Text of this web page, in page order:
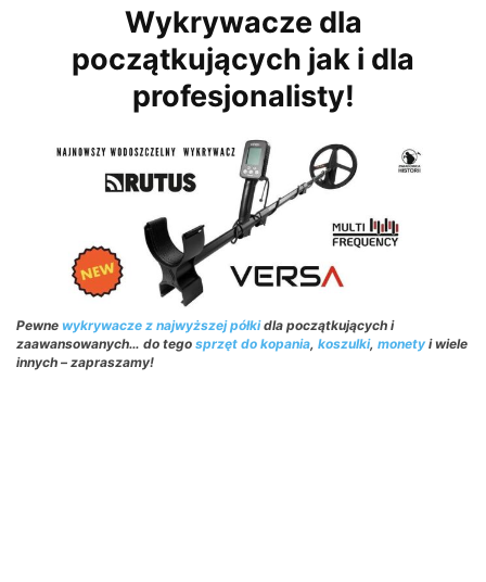
Wykrywacze dla
początkujących jak i dla
profesjonalisty!
Pewne wykrywacze z najwyższej półkidla początkujących i
zaawansowanych… do tego sprzęt do kopania, koszulki, monety i wiele
innych – zapraszamy!